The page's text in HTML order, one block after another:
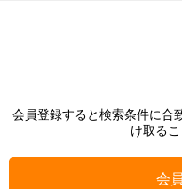
会員登録すると検索条件に合
け取るこ
会